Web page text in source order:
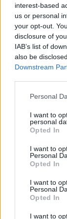
interest-based
us or personal
your opt-out.
disclosure of
IAB’s list of
also be
Downstream
Personal
I want to
personal
Opted In
I want to
Personal
Opted In
I want to
Personal
Opted In
I want to
12:42
Στο 3,4%
12:39
Xειροπέδες σε
κατηγορία
κίνητρο
Από τον
Συνελήφθη
τρεις